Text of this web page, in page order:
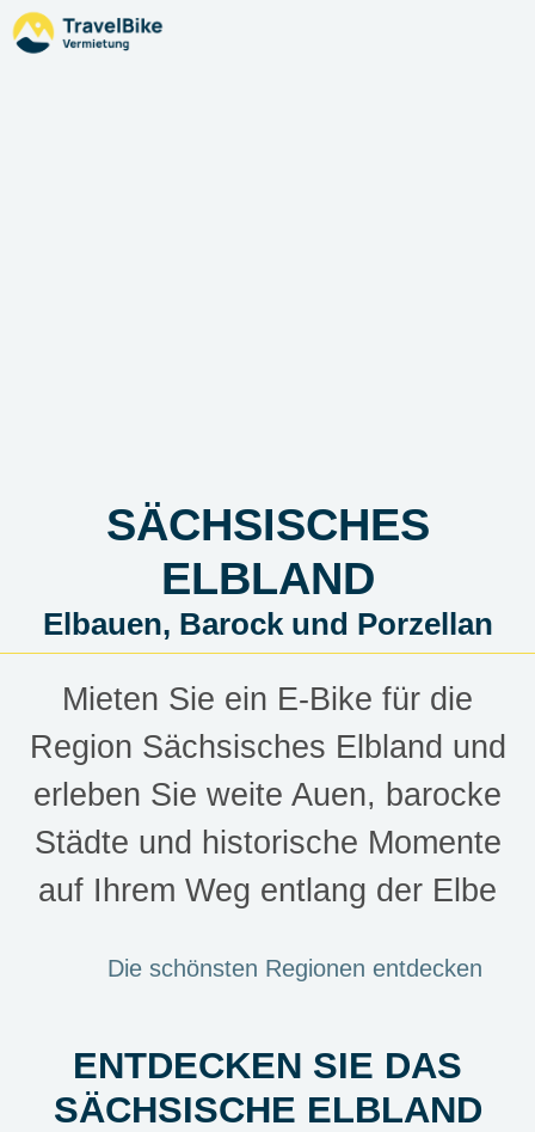
SÄCHSISCHES
ELBLAND
Elbauen, Barock und Porzellan
Mieten Sie ein E-Bike für die
Region Sächsisches Elbland und
erleben Sie weite Auen, barocke
Städte und historische Momente
auf Ihrem Weg entlang der Elbe
Die schönsten Regionen entdecken
ENTDECKEN SIE DAS
SÄCHSISCHE ELBLAND